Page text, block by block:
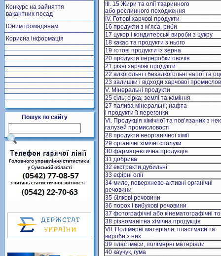
Конкурс на зайняття
вакантних посад
Юним громадянам
Корисна інформація
Пошук по сайту
III. 15 Жири та олії тваринного
або рослинного походження
IV. Готові харчові продукти
16 продукти з м’яса, риби
17 цукор і кондитерські вироби з цукру
18 какао та продукти з нього
19 готові продукти із зерна
20 продукти переробки овочів
21 різні харчові продукти
22 алкогольні і безалкогольні напої та
23 залишки і відходи харчової
V. Мінеральні продукти
25 сіль; сірка; землі та каміння
27 палива мінеральні; нафта
і продукти її перегонки
VI. Продукція хімічної та пов’язаних з
галузей промисловостi
28 продукти неорганiчної хімії
29 органічні хімічні сполуки
30 фармацевтична продукція
31 добрива
32 екстракти дубильнi
33 ефірні олії
34 мило, поверхнево-активні органічні
речовини
35 бiлковi речовини
36 порох і вибухові речовини
37 фотографічні або кінематографічні
38 різноманітна хімічна продукція
VII. Полімерні матеріали, пластмаси та
вироби з них
39 пластмаси, полімерні матеріали
40 каучук, гума